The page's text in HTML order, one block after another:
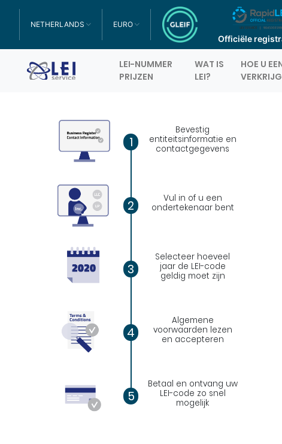
NETHERLANDS
TOGGLE DROPDOWN
EURO
TOGGLE DROPDOWN
Officiële
LEI-NUMMER
PRIJZEN
WAT IS
LEI?
HOE U
1
Bevestig
entiteitsinformatie en
contactgegevens
2
Vul in of u een
ondertekenaar bent
3
Selecteer hoeveel
jaar de LEI-code
geldig moet zijn
4
Algemene
voorwaarden lezen
en accepteren
5
Betaal en ontvang uw
LEI-code zo snel
mogelijk